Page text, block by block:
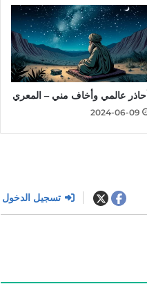
أحاذر عالمي وأخاف مني – المعري
2024-06-09
تسجيل الدخول